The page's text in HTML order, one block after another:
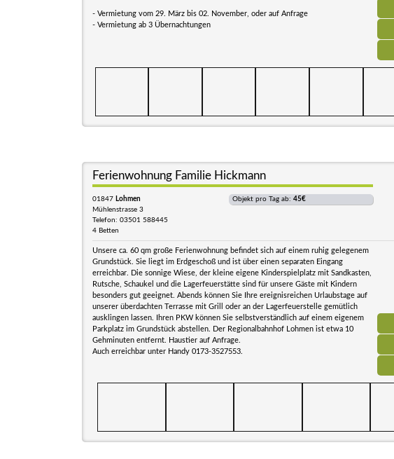
- Vermietung vom 29. März bis 02. November, oder auf Anfrage
- Vermietung ab 3 Übernachtungen
Ferienwohnung Familie Hickmann
01847 Lohmen
Mühlenstrasse 3
Telefon: 03501 588445
4 Betten
Objekt pro Tag ab: 45€
Unsere ca. 60 qm große Ferienwohnung befindet sich auf einem ruhig gelegenem
Grundstück. Sie liegt im Erdgeschoß und ist über einen separaten Eingang
erreichbar. Die sonnige Wiese, der kleine eigene Kinderspielplatz mit Sandkasten,
Rutsche, Schaukel und die Lagerfeuerstätte sind für unsere Gäste mit Kindern
besonders gut geeignet. Abends können Sie Ihre ereignisreichen Urlaubstage auf
unserer überdachten Terrasse mit Grill oder an der Lagerfeuerstelle gemütlich
ausklingen lassen. Ihren PKW können Sie selbstverständlich auf einem eigenem
Parkplatz im Grundstück abstellen. Der Regionalbahnhof Lohmen ist etwa 10
Gehminuten entfernt. Haustier auf Anfrage.
Auch erreichbar unter Handy 0173-3527553.